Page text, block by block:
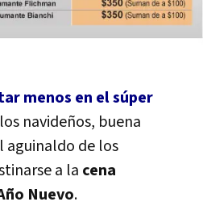
menos en el súper
navideños, buena
aguinaldo de los
a la cena
Nuevo.